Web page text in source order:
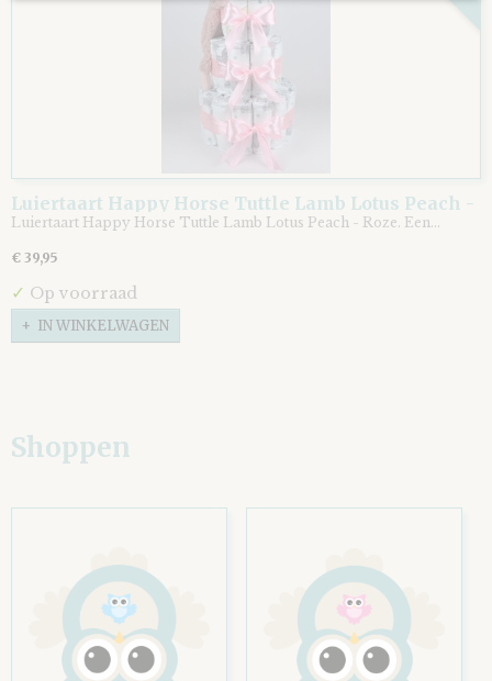
Luiertaart Happy Horse Tuttle Lamb Lotus Peach -
Roze
Luiertaart Happy Horse Tuttle Lamb Lotus Peach - Roze. Een…
€ 39,95
✓ Op voorraad
IN WINKELWAGEN
Shoppen